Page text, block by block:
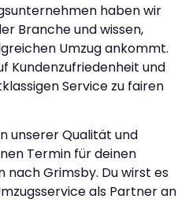
haben wir
Branche und wissen,
Umzug ankommt.
Kundenzufriedenheit und
Service zu fairen
unserer Qualität und
Termin für deinen
nach Grimsby. Du wirst es
als Partner an